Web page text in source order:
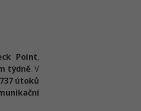
Point,
týdně. V
útoků